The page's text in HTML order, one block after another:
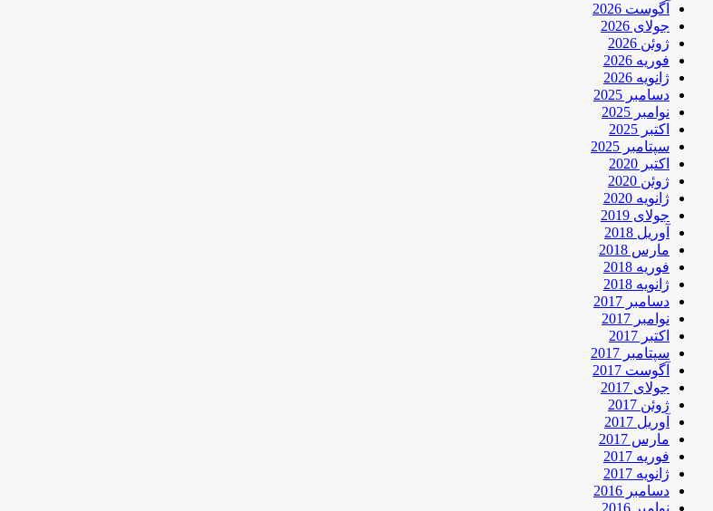
آگوست 2026
جولای 2026
ژوئن 2026
فوریه 2026
ژانویه 2026
دسامبر 2025
نوامبر 2025
اکتبر 2025
سپتامبر 2025
اکتبر 2020
ژوئن 2020
ژانویه 2020
جولای 2019
آوریل 2018
مارس 2018
فوریه 2018
ژانویه 2018
دسامبر 2017
نوامبر 2017
اکتبر 2017
سپتامبر 2017
آگوست 2017
جولای 2017
ژوئن 2017
آوریل 2017
مارس 2017
فوریه 2017
ژانویه 2017
دسامبر 2016